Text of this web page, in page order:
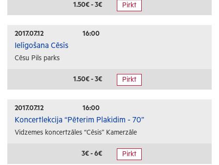
1.50€ - 3€ Pirkt
2017.07.12 16:00
Ielīgošana Cēsīs
Cēsu Pils parks
1.50€ - 3€ Pirkt
2017.07.12 16:00
Koncertlekcija “Pēterim Plakidim - 70”
Vidzemes koncertzāles “Cēsis” Kamerzāle
3€ - 6€ Pirkt